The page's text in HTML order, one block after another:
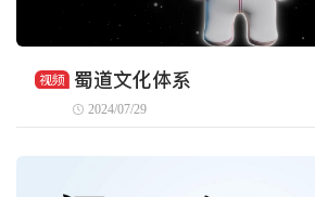
视频 蜀道文化体系
2024/07/29